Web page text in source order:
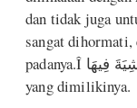
dan tidak juga
sangat dihormati,
padanya.Î لاَّ شِيَةَ فِيهَا Ï berarti tidak ada warna lain selain
yang dimilikinya.